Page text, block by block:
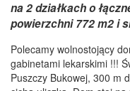
na 2 działkach o
powierzchni 772 m2 i
Polecamy wolnostojący
gabinetami lekarskimi !!!
Puszczy Bukowej, 300 m